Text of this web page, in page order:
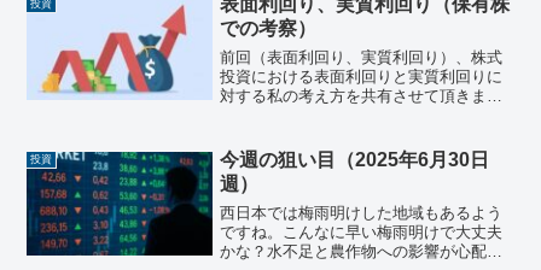
投資
での考察）
前回（表面利回り、実質利回り）、株式
投資における表面利回りと実質利回りに
対する私の考え方を共有させて頂きまし
す。日本株わかりやすく比較するため、
去年の最終株価と年間配当...
投資
今週の狙い目（2025年6月30日
週）
西日本では梅雨明けした地域もあるよう
ですね。こんなに早い梅雨明けで大丈夫
かな？水不足と農作物への影響が心配で